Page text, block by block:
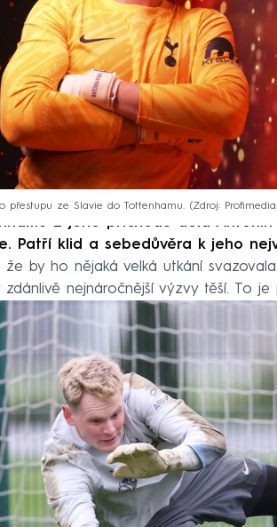
přestupu ze Slavie do Tottenhamu. Zdroj:
z jeho příchodu dělá Antonín
Patří klid a sebedůvěra k jeho
že by ho nějaká velká utkání
nejnáročnější výzvy těší. To